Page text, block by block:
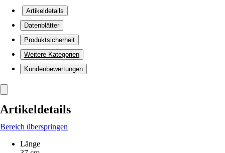
Artikeldetails
Datenblätter
Produktsicherheit
Weitere Kategorien
Kundenbewertungen
Artikeldetails
Bereich überspringen
Länge